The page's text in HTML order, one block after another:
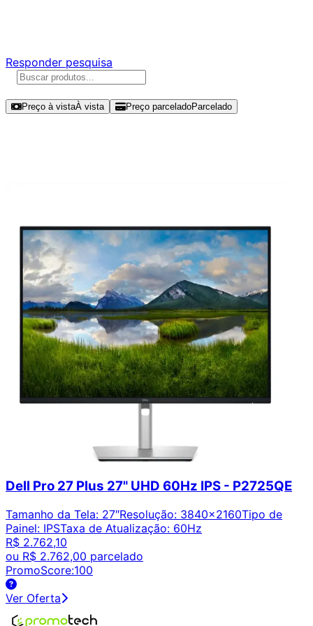
Responder pesquisa
Preço à vistaÀ vista Preço parceladoParcelado
Dell Pro 27 Plus 27" UHD 60Hz IPS - P2725QE
Tamanho da Tela: 27″Resolução: 3840x2160Tipo de
Painel: IPSTaxa de Atualização: 60Hz
R$ 2.762,10
ou R$ 2.762,00 parcelado
PromoScore:100
Ver Oferta